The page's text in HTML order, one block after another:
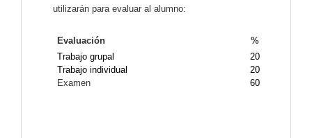
utilizarán para evaluar al alumno:
Evaluación
%
Trabajo grupal
20
Trabajo individual
20
Examen
60